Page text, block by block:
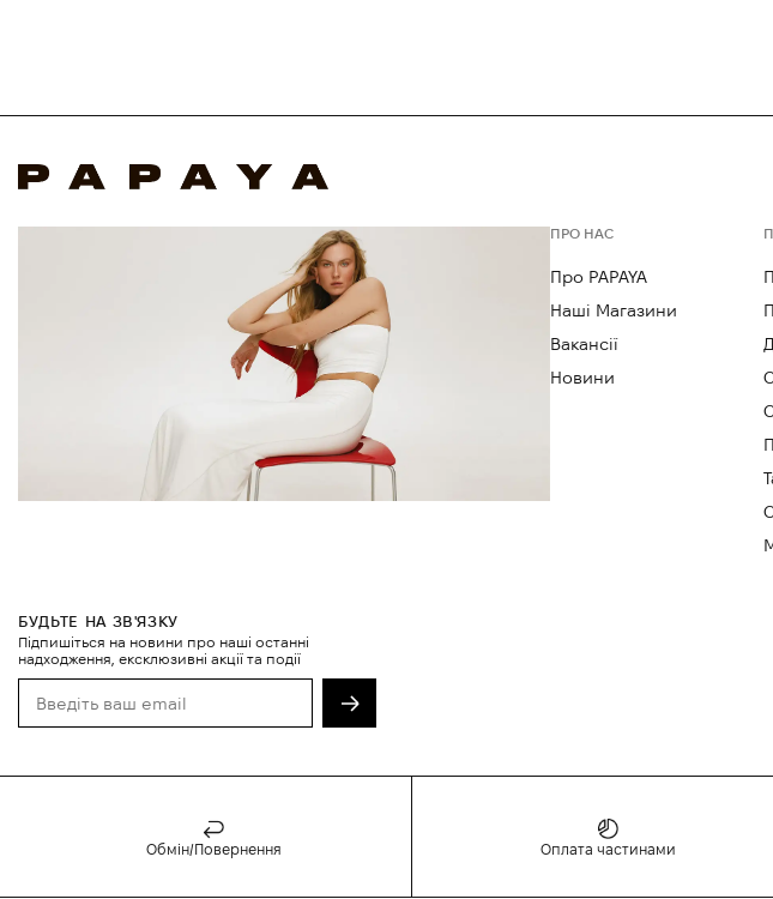
ПРО НАС
Про PAPAYA
Наші Магазини
Вакансії
Новини
БУДЬТЕ НА ЗВ'ЯЗКУ
Підпишіться на новини про наші останні
надходження, ексклюзивні акції та події
Обмін/Повернення Оплата частинами